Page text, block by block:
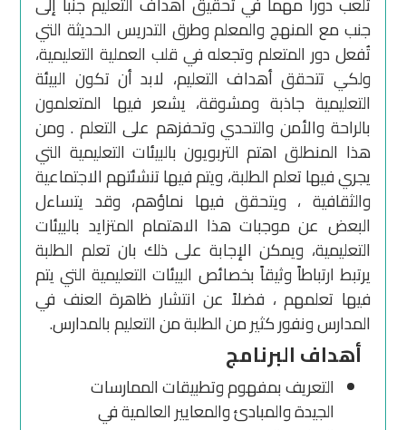
جنب مع المنهج والمعلم وطرق التدريس الحديثة التي
تُفعل دور المتعلم وتجعله في قلب العملية التعليمية،
ولكي تتحقق أهداف التعليم، لابد أن تكون البيئة
التعليمية جاذبة ومشوقة، يشعر فيها المتعلمون
بالراحة والأمن والتحدي وتحفزهم على التعلم . ومن
هذا المنطلق اهتم التربويون بالبيئات التعليمية التي
يجري فيها تعلم الطلبة، ويتم فيها تنشئتهم الاجتماعية
والثقافية ، ويتحقق فيها نماؤهم، وقد يتساءل
البعض عن موجبات هذا الاهتمام المتزايد بالبيئات
التعليمية، ويمكن الإجابة على ذلك بان تعلم الطلبة
يرتبط ارتباطاً وثيقاً بخصائص البيئات التعليمية التي يتم
فيها تعلمهم ، فضلاً عن انتشار ظاهرة العنف في
المدارس ونفور كثير من الطلبة من التعليم بالمدارس.
أهداف البرنامج
التعريف بمفهوم وتطبيقات الممارسات
الجيدة والمبادئ والمعايير العالمية في